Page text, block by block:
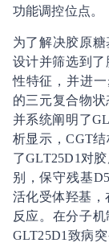
功能调控位点。
为了解决胶原
设计并筛选到
性特征，并进
的三元复合物状
并系统阐明了
析显示，CGT
了GLT25D1对
别，保守残基
活化受体羟基，
反应。在分子
GLT25D1致病